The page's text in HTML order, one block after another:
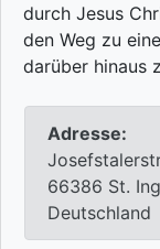
durch Jesus
den Weg zu
darüber hinaus
Adresse:
66386 St.
Deutschland